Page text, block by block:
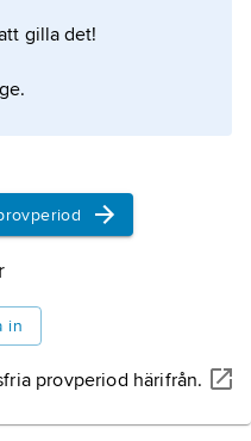
gilla det!
in
provperiod härifrån.